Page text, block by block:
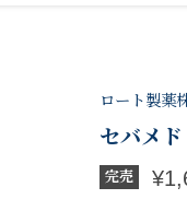
ロート製薬
セバメ
完売 現